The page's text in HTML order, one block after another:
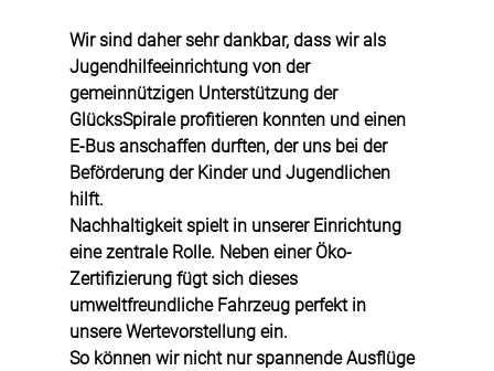
Wir sind daher sehr dankbar, dass wir als
Jugendhilfeeinrichtung von der
gemeinnützigen Unterstützung der
GlücksSpirale profitieren konnten und einen
E-Bus anschaffen durften, der uns bei der
Beförderung der Kinder und Jugendlichen
hilft.
Nachhaltigkeit spielt in unserer Einrichtung
eine zentrale Rolle. Neben einer Öko-
Zertifizierung fügt sich dieses
umweltfreundliche Fahrzeug perfekt in
unsere Wertevorstellung ein.
So können wir nicht nur spannende Ausflüge